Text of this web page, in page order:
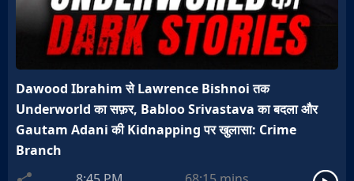
Dawood Ibrahim से Lawrence Bishnoi तक
Underworld का सफ़र, Babloo Srivastava का बदला और
Gautam Adani की Kidnapping पर खुलासा: Crime
Branch